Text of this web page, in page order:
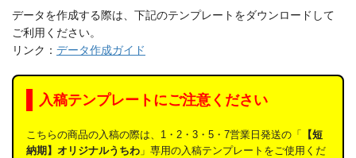
データを作成する際は、下記のテンプレートをダウンロードして
ご利用ください。
リンク： データ作成ガイド
入稿テンプレートにご注意ください
こちらの商品の入稿の際は、1・2・3・5・7営業日発送の「
【短
納期】オリジナルうちわ 」専用の入稿テンプレートをご使用くだ